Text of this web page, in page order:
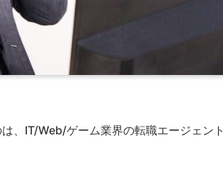
、IT/Web/ゲーム業界の転職エージェント